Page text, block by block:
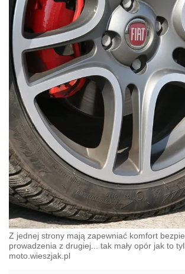
Z jednej strony mają zapewniać komfort
prowadzenia z drugiej... tak mały opór jak to
moto.wieszjak.pl